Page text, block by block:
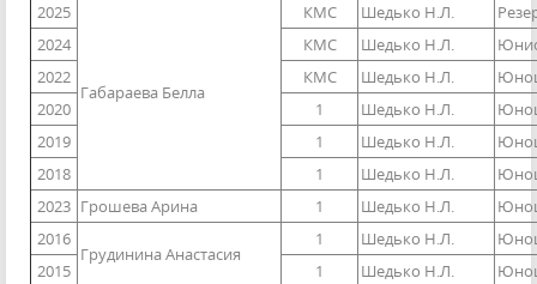
2025
Габараева Белла
КМС Шедько Н.Л.
2024
КМС Шедько Н.Л.
2022
КМС Шедько Н.Л.
2020
1 Шедько Н.Л.
2019
1 Шедько Н.Л.
2018
1 Шедько Н.Л.
2023 Грошева Арина 1 Шедько Н.Л.
2016
Грудинина Анастасия
1 Шедько Н.Л.
2015
1 Шедько Н.Л.